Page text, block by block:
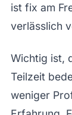
ist fix am
verlässlich
Wichtig ist,
Teilzeit
weniger